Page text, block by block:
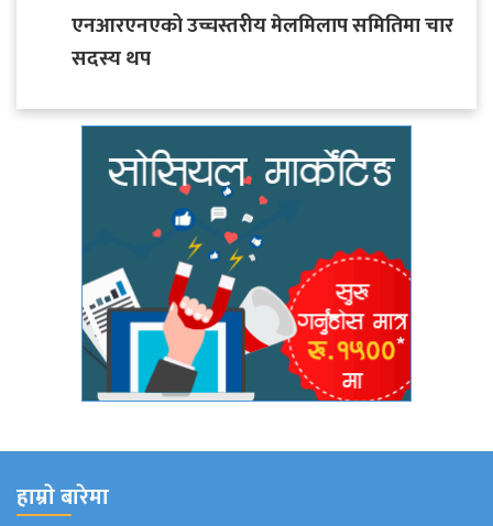
एनआरएनएको उच्चस्तरीय मेलमिलाप समितिमा चार
सदस्य थप
हाम्राे बारेमा